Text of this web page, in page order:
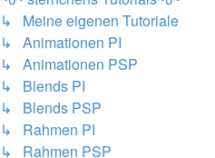
↳ Meine eigenen Tutoriale
↳ Animationen PI
↳ Animationen PSP
↳ Blends PI
↳ Blends PSP
↳ Rahmen PI
↳ Rahmen PSP